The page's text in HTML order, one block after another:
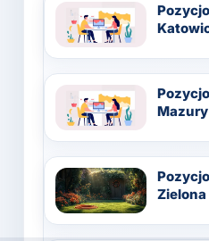
Mazury
Zielona